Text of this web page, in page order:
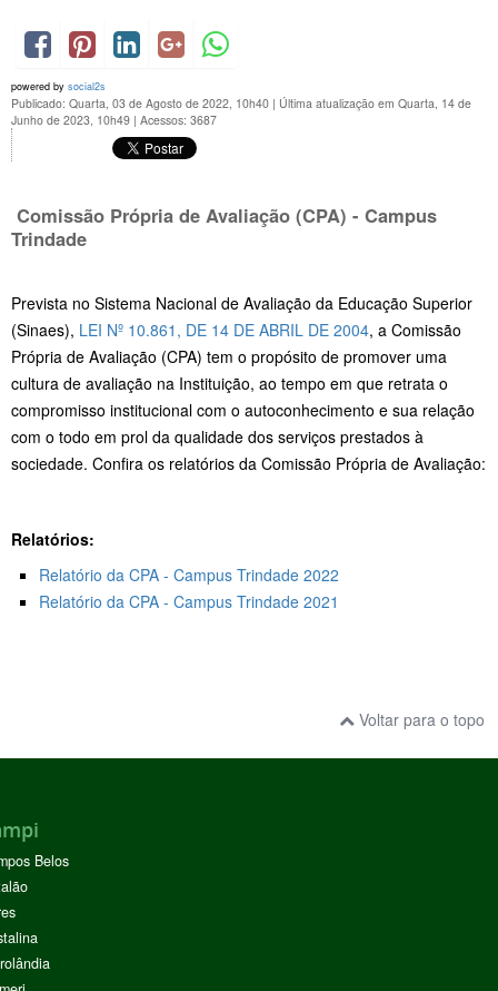
powered by social2s
Publicado: Quarta, 03 de Agosto de 2022, 10h40 | Última atualização em Quarta, 14 de
Junho de 2023, 10h49 | Acessos: 3687
Comissão Própria de Avaliação (CPA) - Campus
Trindade
Prevista no Sistema Nacional de Avaliação da Educação Superior
(Sinaes), LEI Nº 10.861, DE 14 DE ABRIL DE 2004, a Comissão
Própria de Avaliação (CPA) tem o propósito de promover uma
cultura de avaliação na Instituição, ao tempo em que retrata o
compromisso institucional com o autoconhecimento e sua relação
com o todo em prol da qualidade dos serviços prestados à
sociedade. Confira os relatórios da Comissão Própria de Avaliação:
Relatórios:
Relatório da CPA - Campus Trindade 2022
Relatório da CPA - Campus Trindade 2021
Voltar para o topo
Belos